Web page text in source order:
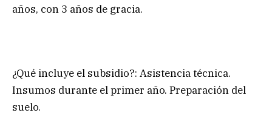
años, con 3 años de gracia.
¿Qué incluye el subsidio?: Asistencia técnica.
Insumos durante el primer año. Preparación del
suelo.